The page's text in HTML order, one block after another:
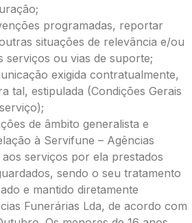
já com PayPal
Flores
Machado Leonardo
você paga de imediato
programadas, reportar
situações de relevância e/ou
serviços ou vias de suporte;
exigida contratualmente,
tal, estipulada (Condições Gerais
de âmbito generalista e
à Servifune – Agências
serviços por ela prestados
sendo o seu tratamento
e mantido diretamente
Funerárias Lda, de acordo com